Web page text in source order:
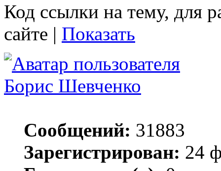
Код ссылки на тему, для
сайте | Показать
Борис Шевченко
Сообщений: 31883
Зарегистрирован: 24